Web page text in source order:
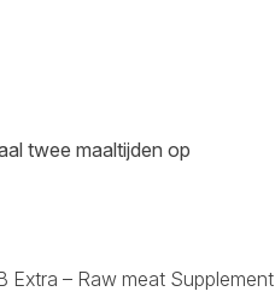
twee maaltijden op
Extra – Raw meat Supplement